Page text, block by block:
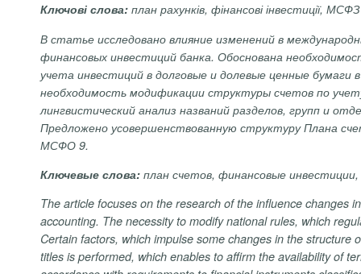
Ключові слова: план рахунків, фінансові інвестиції,
В статье исследовано влияние изменений в
финансовых инвестиций банка. Обоснована
учета инвестиций в долговые и долевые ценные
необходимость модификации структуры счетов по
лингвистический анализ названий разделов, групп и
Предложено усовершенствованную структуру Плана
МСФО 9.
Ключевые слова: план счетов, финансовые
The article focuses on the research of the influence changes
accounting. The necessity to modify national rules, which
Certain factors, which impulse some changes in the
titles is performed, which enables to affirm the availability of